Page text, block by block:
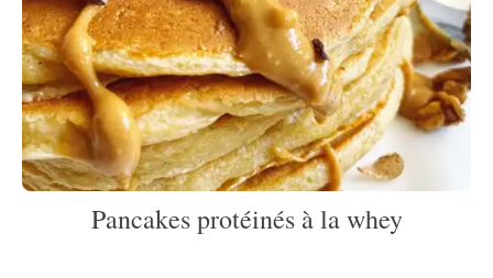
Pancakes protéinés à la whey